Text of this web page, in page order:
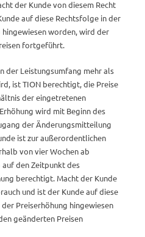
der Kunde von diesem Recht
auf diese Rechtsfolge in der
worden, wird der
fortgeführt.
der Leistungsumfang mehr als
ist TION berechtigt, die Preise
der eingetretenen
wird mit Beginn des
der Änderungsmitteilung
ist zur außerordentlichen
von vier Wochen ab
den Zeitpunkt des
berechtigt. Macht der Kunde
und ist der Kunde auf diese
Preiserhöhung hingewiesen
geänderten Preisen